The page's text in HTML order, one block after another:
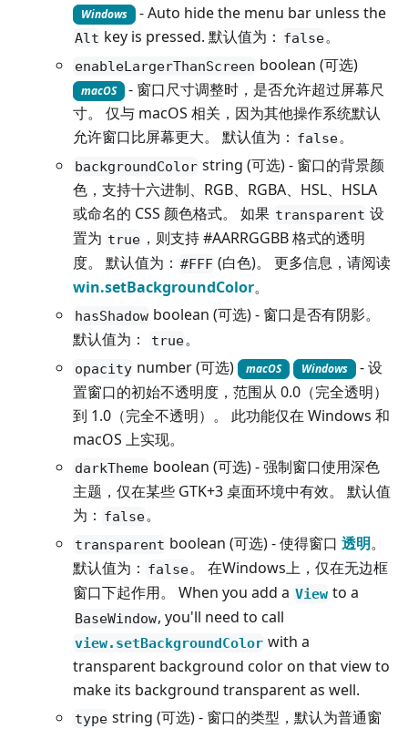
Windows
- Auto hide the menu bar unless the
Alt key is pressed. 默认值为： false。
enableLargerThanScreen boolean (可选)
macOS
- 窗口尺寸调整时，是否允许超过屏幕尺
寸。 仅与 macOS 相关，因为其他操作系统默认
允许窗口比屏幕更大。 默认值为： false。
backgroundColor string (可选) - 窗口的背景颜
色，支持十六进制、RGB、RGBA、HSL、HSLA
或命名的 CSS 颜色格式。 如果 transparent 设
置为 true ，则支持 #AARRGGBB 格式的透明
度。 默认值为： #FFF (白色)。 更多信息，请阅读
win.setBackgroundColor。
hasShadow boolean (可选) - 窗口是否有阴影。
默认值为：
true。
opacity number (可选) macOS Windows
- 设
置窗口的初始不透明度，范围从 0.0（完全透明）
到 1.0（完全不透明）。 此功能仅在 Windows 和
macOS 上实现。
darkTheme boolean (可选) - 强制窗口使用深色
主题，仅在某些 GTK+3 桌面环境中有效。 默认值
为： false。
transparent boolean (可选) - 使得窗口透明。
默认值为： false。 在Windows上，仅在无边框
窗口下起作用。 When you add a View to a
BaseWindow, you'll need to call
view.setBackgroundColor with a
transparent background color on that view to
make its background transparent as well.
type string (可选) - 窗口的类型，默认为普通窗